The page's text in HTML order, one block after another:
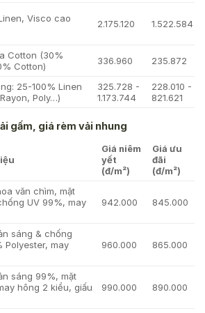
Visco cao
2.175.120 1.522.584
Cotton (30%
Cotton)
336.960 235.872
25-100% Linen
Poly…)
325.728 -
1.173.744
228.010 -
821.621
gấm, giá rèm vải nhung
Giá niêm
yết
(đ/m²)
Giá ưu
đãi
(đ/m²)
văn chìm, mặt
UV 99%, may
942.000 845.000
sáng & chống
Polyester, may
960.000 865.000
sáng 99%, mặt
hông 2 kiểu, giấu
990.000 890.000